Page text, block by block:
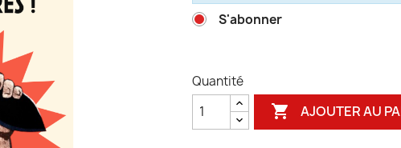
S'abonner
Quantité
 AJOUTER AU